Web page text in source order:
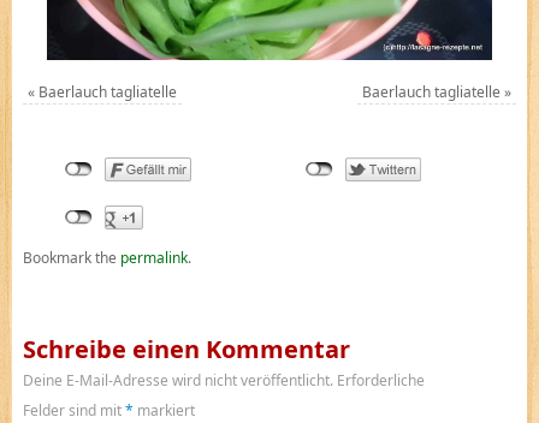
« Baerlauch tagliatelle Baerlauch tagliatelle »
Bookmark the permalink.
Schreibe einen Kommentar
Deine E-Mail-Adresse wird nicht veröffentlicht. Erforderliche
Felder sind mit* markiert